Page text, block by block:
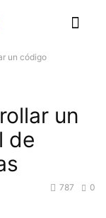
un código
un
de
0
787